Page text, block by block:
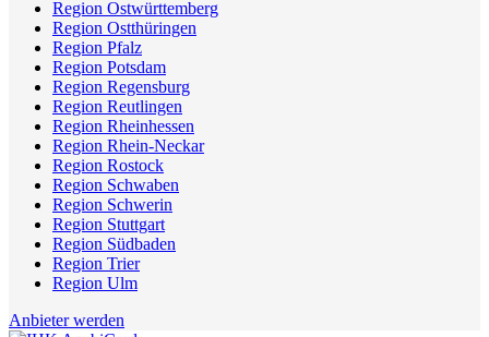
Region Ostwürttemberg
Region Ostthüringen
Region Pfalz
Region Potsdam
Region Regensburg
Region Reutlingen
Region Rheinhessen
Region Rhein-Neckar
Region Rostock
Region Schwaben
Region Schwerin
Region Stuttgart
Region Südbaden
Region Trier
Region Ulm
Anbieter werden